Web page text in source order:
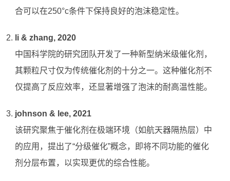
合可以在250°c条件下保持良好的泡沫稳定性。
li & zhang, 2020
中国科学院的研究团队开发了一种新型纳米级催化剂，
其颗粒尺寸仅为传统催化剂的十分之一。这种催化剂不
仅提高了反应效率，还显著增强了泡沫的耐高温性能。
johnson & lee, 2021
该研究聚焦于催化剂在极端环境（如航天器隔热层）中
的应用，提出了“分级催化”概念，即将不同功能的催化
剂分层布置，以实现更优的综合性能。